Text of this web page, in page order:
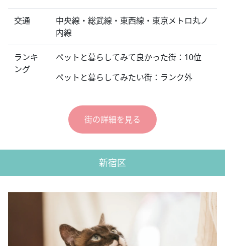
交通
中央線・総武線・東西線・東京メトロ丸ノ
内線
ランキ
ング
ペットと暮らしてみて良かった街：10位
ペットと暮らしてみたい街：ランク外
街の詳細を見る
新宿区